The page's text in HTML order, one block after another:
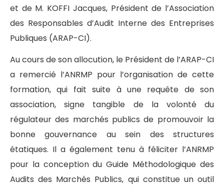
et de M. KOFFI Jacques, Président de l’Association
des Responsables d’Audit Interne des Entreprises
Publiques (ARAP-CI).
Au cours de son allocution, le Président de l’ARAP-CI
a remercié l’ANRMP pour l’organisation de cette
formation, qui fait suite à une requête de son
association, signe tangible de la volonté du
régulateur des marchés publics de promouvoir la
bonne gouvernance au sein des structures
étatiques. Il a également tenu à féliciter l’ANRMP
pour la conception du Guide Méthodologique des
Audits des Marchés Publics, qui constitue un outil